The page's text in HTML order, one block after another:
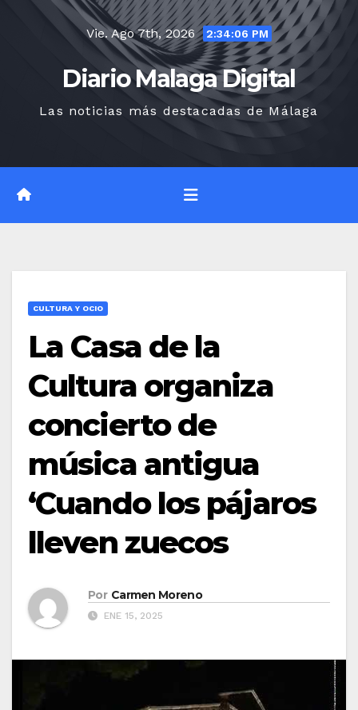
Vie. Ago 7th, 2026 2:34:07 PM
Diario Malaga Digital
Las noticias más destacadas de Málaga
CULTURA Y OCIO
La Casa de la
Cultura organiza
concierto de
música antigua
‘Cuando los pájaros
lleven zuecos
Por Carmen Moreno
ENE 15, 2025